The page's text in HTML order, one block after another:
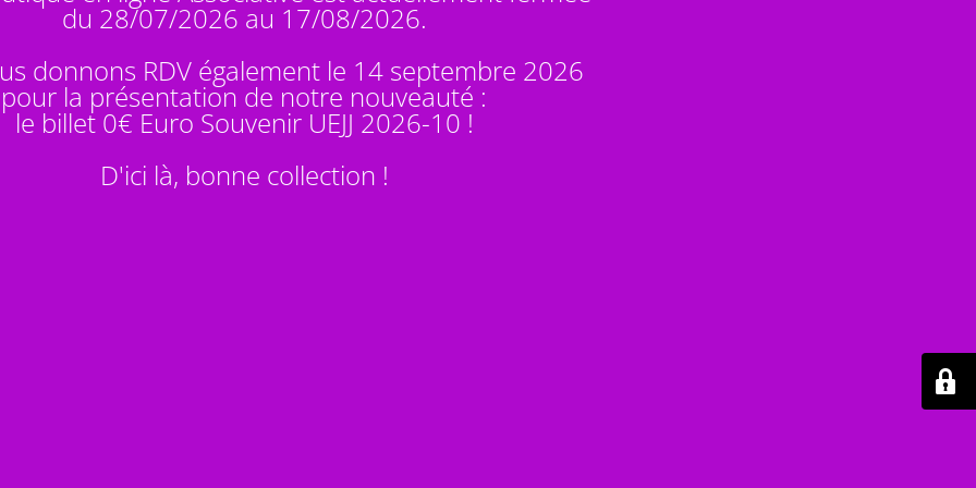
du 28/07/2026 au 17/08/2026.
donnons RDV également le 14 septembre 2026
pour la présentation de notre nouveauté :
le billet 0€ Euro Souvenir UEJJ 2026-10 !
D'ici là, bonne collection !